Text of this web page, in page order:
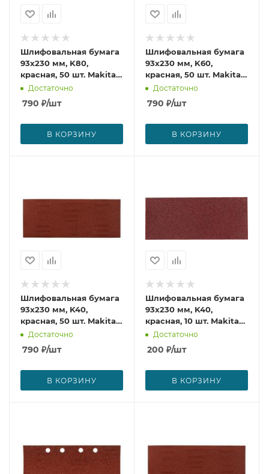
Шлифовальная бумага
93х230 мм, K80,
красная, 50 шт. Makita
P-36077
Достаточно
790 ₽/шт
В КОРЗИНУ
Шлифовальная бумага
93х230 мм, K60,
красная, 50 шт. Makita
P-36192
Достаточно
790 ₽/шт
В КОРЗИНУ
Шлифовальная бумага
93х230 мм, K40,
красная, 50 шт. Makita
P-36186
Достаточно
790 ₽/шт
В КОРЗИНУ
Шлифовальная бумага
93х230 мм, K40,
красная, 10 шт. Makita
P-36136
Достаточно
200 ₽/шт
В КОРЗИНУ